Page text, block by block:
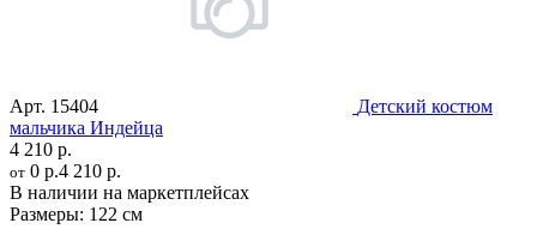
Арт. 15404
Детский костюм
мальчика Индейца
4 210 р.
от 0 р.4 210 р.
В наличии на маркетплейсах
Размеры: 122 см